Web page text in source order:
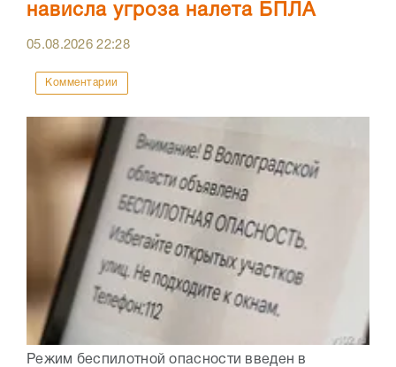
нависла угроза налета БПЛА
05.08.202622:28
Комментарии
Режим беспилотной опасности введен в